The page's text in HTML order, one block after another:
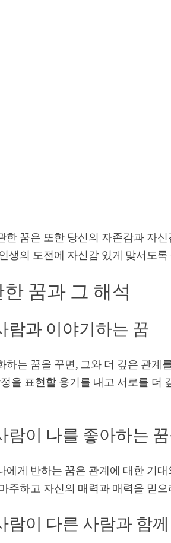
한 꿈은 또한 당신의 자존감과 자
생의 도전에 자신감 있게 맞서도
꿈과 그 해석
람과 이야기하는 꿈
하는 꿈을 꾸면, 그와 더 깊은 관계
을 표현할 용기를 내고 서로를 더
람이 나를 좋아하는
에게 반하는 꿈은 관계에 대한 기
주하고 자신의 매력과 매력을 믿
람이 다른 사람과 함